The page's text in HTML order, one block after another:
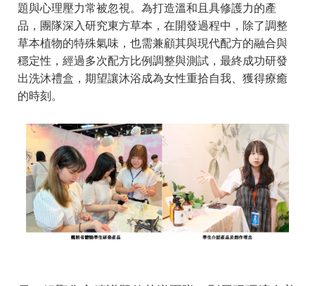
題與心理壓力常被忽視。為打造溫和且具修護力的產
品，團隊深入研究東方草本，在開發過程中，除了調整
草本植物的特殊氣味，也需兼顧其與現代配方的融合與
穩定性，經過多次配方比例調整與測試，最終成功研發
出洗沐禮盒，期望讓沐浴成為女性重拾自我、獲得療癒
的時刻。